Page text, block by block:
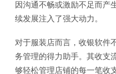
因沟通不畅或激励不足而产
续发展注入了强大动力。
对于服装店而言，收银软件
务管理的得力助手。其收支
够轻松管理店铺的每一笔收